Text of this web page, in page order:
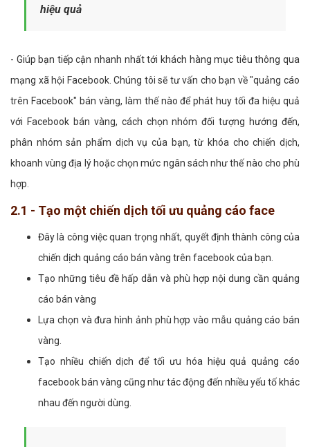
hiệu quả
- Giúp bạn tiếp cận nhanh nhất tới khách hàng mục tiêu thông qua
mạng xã hội Facebook. Chúng tôi sẽ tư vấn cho bạn về "quảng cáo
trên Facebook" bán vàng, làm thế nào để phát huy tối đa hiệu quả
với Facebook bán vàng, cách chọn nhóm đối tượng hướng đến,
phân nhóm sản phẩm dịch vụ của bạn, từ khóa cho chiến dịch,
khoanh vùng địa lý hoặc chọn mức ngân sách như thế nào cho phù
hợp.
2.1 - Tạo một chiến dịch tối ưu quảng cáo face
Đây là công việc quan trọng nhất, quyết định thành công của
chiến dịch quảng cáo bán vàng trên facebook của bạn.
Tạo những tiêu đề hấp dẫn và phù hợp nội dung cần quảng
cáo bán vàng
Lựa chọn và đưa hình ảnh phù hợp vào mẫu quảng cáo bán
vàng.
Tạo nhiều chiến dịch để tối ưu hóa hiệu quả quảng cáo
facebook bán vàng cũng như tác động đến nhiều yếu tố khác
nhau đến người dùng.